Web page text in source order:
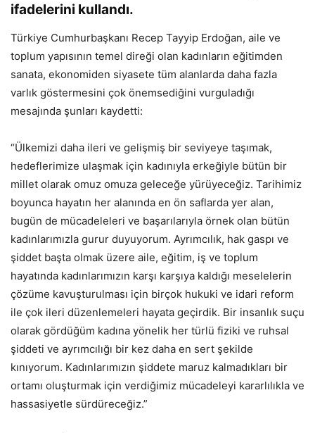
ifadelerini kullandı.
Türkiye Cumhurbaşkanı Recep Tayyip Erdoğan, aile ve
toplum yapısının temel direği olan kadınların eğitimden
sanata, ekonomiden siyasete tüm alanlarda daha fazla
varlık göstermesini çok önemsediğini vurguladığı
mesajında şunları kaydetti:
“Ülkemizi daha ileri ve gelişmiş bir seviyeye taşımak,
hedeflerimize ulaşmak için kadınıyla erkeğiyle bütün bir
millet olarak omuz omuza geleceğe yürüyeceğiz. Tarihimiz
boyunca hayatın her alanında en ön saflarda yer alan,
bugün de mücadeleleri ve başarılarıyla örnek olan bütün
kadınlarımızla gurur duyuyorum. Ayrımcılık, hak gaspı ve
şiddet başta olmak üzere aile, eğitim, iş ve toplum
hayatında kadınlarımızın karşı karşıya kaldığı meselelerin
çözüme kavuşturulması için birçok hukuki ve idari reform
ile çok ileri düzenlemeleri hayata geçirdik. Bir insanlık suçu
olarak gördüğüm kadına yönelik her türlü fiziki ve ruhsal
şiddeti ve ayrımcılığı bir kez daha en sert şekilde
kınıyorum. Kadınlarımızın şiddete maruz kalmadıkları bir
ortamı oluşturmak için verdiğimiz mücadeleyi kararlılıkla ve
hassasiyetle sürdüreceğiz.”